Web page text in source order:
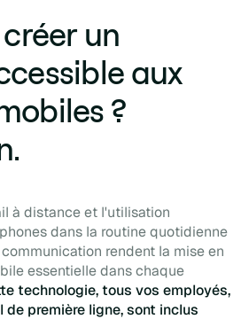
un
aux
?
à distance et l'utilisation
dans la routine quotidienne
rendent la mise en
essentielle dans chaque
technologie, tous vos employés,
première ligne, sont inclus